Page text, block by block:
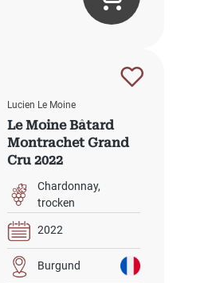
Lucien Le Moine
Le Moine Bâtard
Montrachet Grand
Cru 2022
Chardonnay
trocken
2022
Burgund